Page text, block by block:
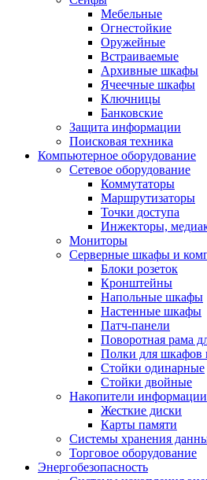
Мебельные
Огнестойкие
Оружейные
Встраиваемые
Архивные шкафы
Ячеечные шкафы
Ключницы
Банковские
Защита информации
Поисковая техника
Компьютерное оборудование
Сетевое оборудование
Коммутаторы
Маршрутизаторы
Точки доступа
Инжекторы,
Мониторы
Серверные шкафы и
Блоки розеток
Кронштейны
Напольные шкафы
Настенные шкафы
Патч-панели
Поворотная рама
Полки для шкафов
Стойки одинарные
Стойки двойные
Накопители информации
Жесткие диски
Карты памяти
Системы хранения
Торговое оборудование
Энергобезопасность